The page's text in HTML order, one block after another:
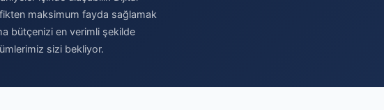
maksimum fayda sağlamak
bütçenizi en verimli şekilde
sizi bekliyor.